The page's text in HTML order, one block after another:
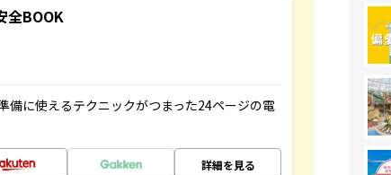
全BOOK
備に使えるテクニックがつまった24ページの電
詳細を見る